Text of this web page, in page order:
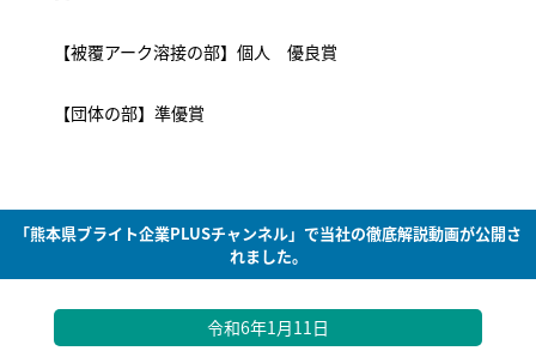
【被覆アーク溶接の部】個人 優良賞
【団体の部】準優賞
「熊本県ブライト企業PLUSチャンネル」で当社の徹底解説動画が公開さ
れました。
令和6年1月11日